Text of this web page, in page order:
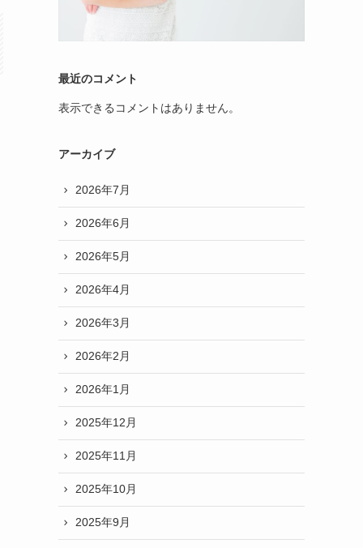
最近のコメント
表示できるコメントはありません。
アーカイブ
2026年7月
2026年6月
2026年5月
2026年4月
2026年3月
2026年2月
2026年1月
2025年12月
2025年11月
2025年10月
2025年9月